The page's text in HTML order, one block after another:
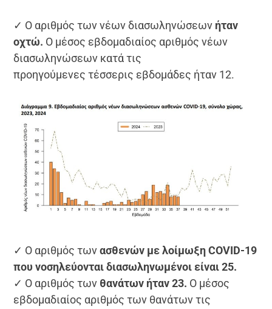
✓ Ο αριθμός των νέων διασωληνώσεων ήταν
οχτώ. Ο μέσος εβδομαδιαίος αριθμός νέων
διασωληνώσεων κατά τις
προηγούμενες τέσσερις εβδομάδες ήταν 12.
✓ Ο αριθμός τωνασθενών με λοίμωξη COVID-19
που νοσηλεύονται διασωληνωμένοι είναι 25.
✓ Ο αριθμός των θανάτων ήταν 23. Ο μέσος
εβδομαδιαίος αριθμός των θανάτων τις